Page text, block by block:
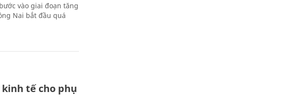
vào giai đoạn tăng
Nai bắt đầu quá
tế cho phụ